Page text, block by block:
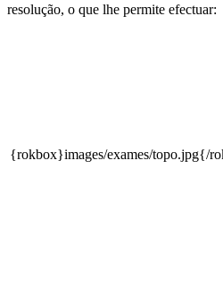
resolução, o que lhe permite efectuar:
{rokbox}images/exames/topo.jpg{/